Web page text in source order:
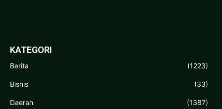
KATEGORI
Berita (1223)
Bisnis (33)
Daerah (1387)